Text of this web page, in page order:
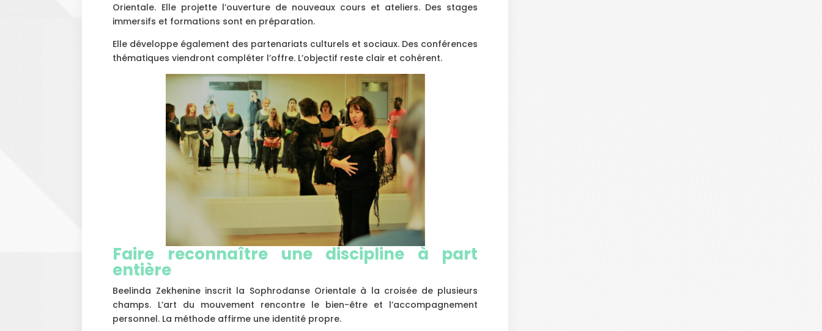
Orientale. Elle projette l’ouverture de nouveaux cours et ateliers. Des stages
immersifs et formations sont en préparation.
Elle développe également des partenariats culturels et sociaux. Des conférences
thématiques viendront compléter l’offre. L’objectif reste clair et cohérent.
Faire reconnaître une discipline à part
entière
Beelinda Zekhenine inscrit la Sophrodanse Orientale à la croisée de plusieurs
champs. L’art du mouvement rencontre le bien-être et l’accompagnement
personnel. La méthode affirme une identité propre.